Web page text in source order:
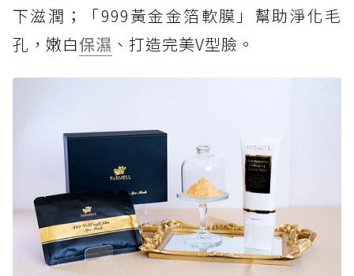
下滋潤；「999黃金金箔軟膜」幫助淨化毛
孔，嫩白保濕 、打造完美V型臉。